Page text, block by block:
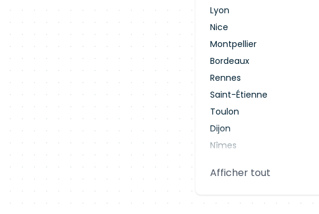
Lyon
Nice
Montpellier
Bordeaux
Rennes
Saint-Étienne
Toulon
Dijon
Nîmes
Aix-en-Provence
Afficher tout